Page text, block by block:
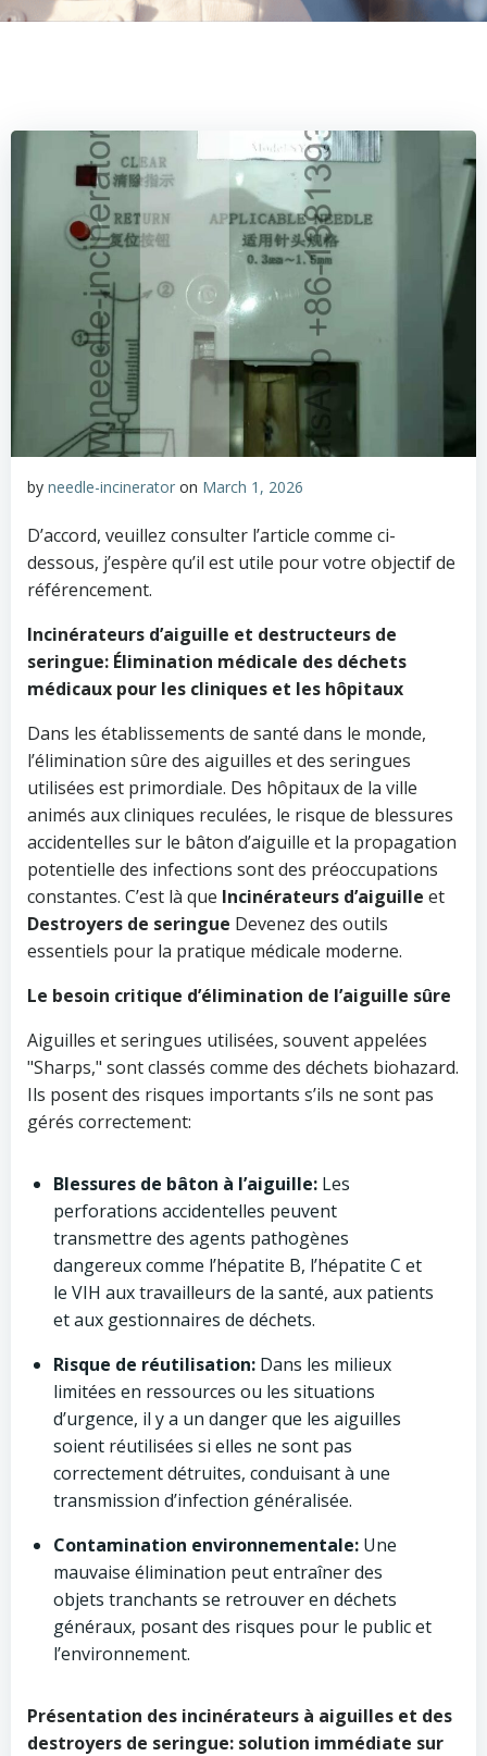
by needle-incinerator on March 1, 2026
D’accord, veuillez consulter l’article comme ci-
dessous, j’espère qu’il est utile pour votre objectif de
référencement.
Incinérateurs d’aiguille et destructeurs de
seringue: Élimination médicale des déchets
médicaux pour les cliniques et les hôpitaux
Dans les établissements de santé dans le monde,
l’élimination sûre des aiguilles et des seringues
utilisées est primordiale. Des hôpitaux de la ville
animés aux cliniques reculées, le risque de blessures
accidentelles sur le bâton d’aiguille et la propagation
potentielle des infections sont des préoccupations
constantes. C’est là que Incinérateurs d’aiguille et
Destroyers de seringue Devenez des outils
essentiels pour la pratique médicale moderne.
Le besoin critique d’élimination de l’aiguille sûre
Aiguilles et seringues utilisées, souvent appelées
"Sharps," sont classés comme des déchets biohazard.
Ils posent des risques importants s’ils ne sont pas
gérés correctement:
Blessures de bâton à l’aiguille: Les
perforations accidentelles peuvent
transmettre des agents pathogènes
dangereux comme l’hépatite B, l’hépatite C et
le VIH aux travailleurs de la santé, aux patients
et aux gestionnaires de déchets.
Risque de réutilisation: Dans les milieux
limitées en ressources ou les situations
d’urgence, il y a un danger que les aiguilles
soient réutilisées si elles ne sont pas
correctement détruites, conduisant à une
transmission d’infection généralisée.
Contamination environnementale: Une
mauvaise élimination peut entraîner des
objets tranchants se retrouver en déchets
généraux, posant des risques pour le public et
l’environnement.
Présentation des incinérateurs à aiguilles et des
destroyers de seringue: solution immédiate sur